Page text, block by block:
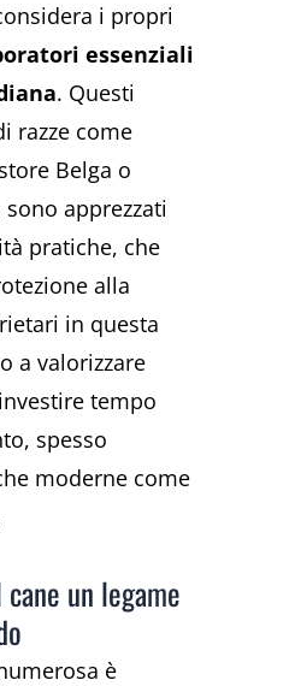
i propri
essenziali
. Questi
razze come
Belga o
sono apprezzati
pratiche, che
alla
in questa
a valorizzare
tempo
spesso
moderne come
un legame
è